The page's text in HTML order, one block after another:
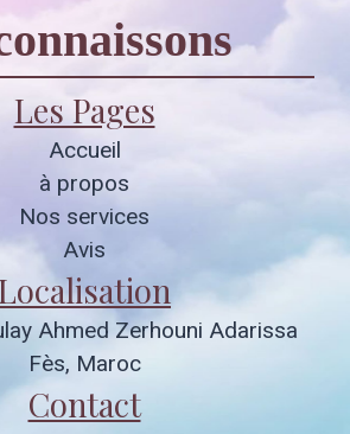
Les Pages
Accueil
à propos
Nos services
Avis
Localisation
Ahmed Zerhouni Adarissa
Fès, Maroc
Contact